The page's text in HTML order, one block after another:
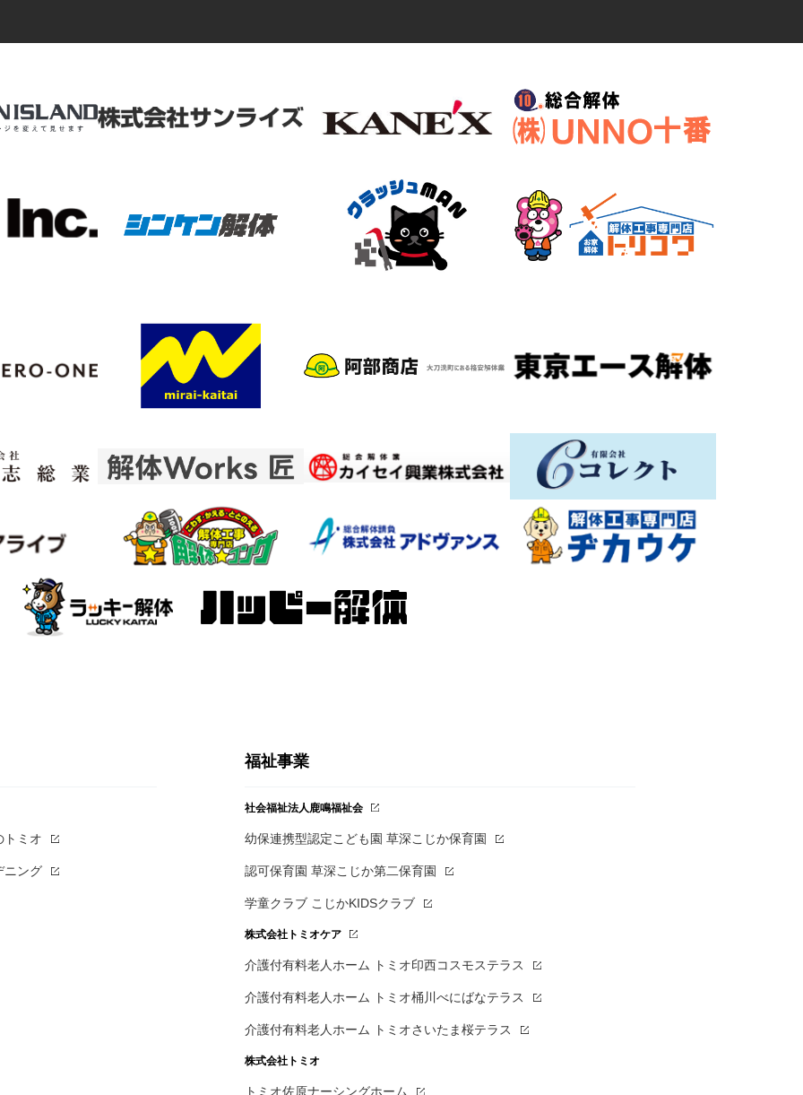
トミオ
ニング
福祉事業
社会福祉法人鹿鳴福祉会
幼保連携型認定こども園 草深こじか保育園
認可保育園 草深こじか第二保育園
学童クラブ こじかKIDSクラブ
株式会社トミオケア
介護付有料老人ホーム トミオ印西コスモステラス
介護付有料老人ホーム トミオ桶川べにばなテラス
介護付有料老人ホーム トミオさいたま桜テラス
株式会社トミオ
トミオ佐原ナーシングホーム